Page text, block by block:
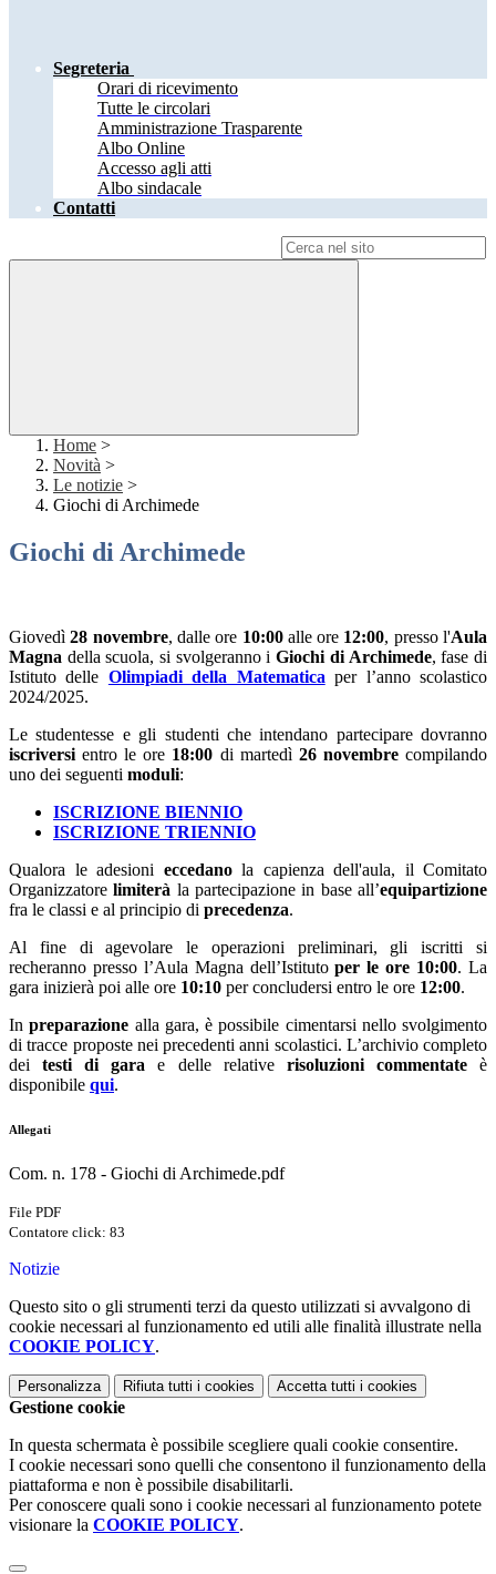
Segreteria
Orari di ricevimento
Tutte le circolari
Amministrazione Trasparente
Albo Online
Accesso agli atti
Albo sindacale
Contatti
Home >
Novità >
Le notizie >
Giochi di Archimede
Giochi di Archimede
Giovedì28 novembre, dalle ore 10:00alle ore 12:00, presso l'Aula
Magna della scuola, si svolgeranno iGiochi di Archimede, fase di
Istituto delle Olimpiadi della Matematica per l’anno scolastico
2024/2025.
Le studentesse e gli studenti che intendano partecipare dovranno
iscriversi entro le ore 18:00 di martedì 26 novembrecompilando
uno dei seguenti moduli:
ISCRIZIONE BIENNIO
ISCRIZIONE TRIENNIO
Qualora le adesioni eccedanola capienza dell'aula, il Comitato
Organizzatorelimiterà la partecipazione in base all’equipartizione
fra le classi e al principio di precedenza.
Al fine di agevolare le operazioni preliminari, gli iscritti si
recheranno presso l’Aula Magna dell’Istitutoper le ore 10:00. La
gara inizierà poi alle ore 10:10 per concludersi entro le ore 12:00.
Inpreparazione alla gara, è possibile cimentarsi nello svolgimento
di tracce proposte nei precedenti anni scolastici. L’archivio completo
deitesti di gara e delle relative risoluzioni commentateè
disponibile qui.
Allegati
Com. n. 178 - Giochi di Archimede.pdf
File PDF
Contatore click: 83
Notizie
Questo sito o gli strumenti terzi da questo utilizzati si avvalgono di
cookie necessari al funzionamento ed utili alle finalità illustrate nella
COOKIE POLICY.
Personalizza Rifiuta tutti i cookies Accetta tutti i cookies
Gestione cookie
In questa schermata è possibile scegliere quali cookie consentire.
I cookie necessari sono quelli che consentono il funzionamento della
piattaforma e non è possibile disabilitarli.
Per conoscere quali sono i cookie necessari al funzionamento potete
visionare la COOKIE POLICY.